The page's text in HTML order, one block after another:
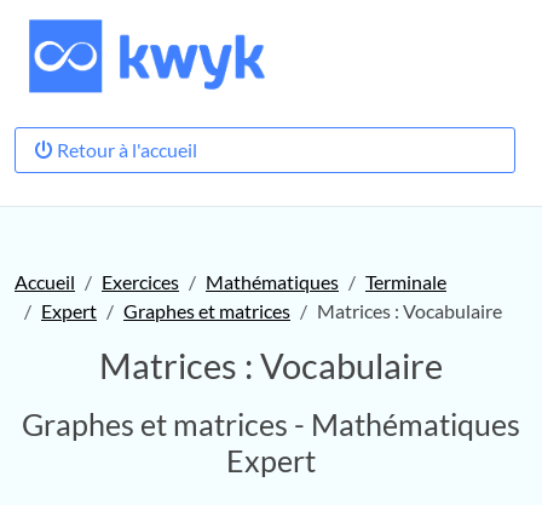
Retour à l'accueil
Accueil Exercices Mathématiques
Terminale
Expert
Graphes et matrices Matrices : Vocabulaire
Matrices : Vocabulaire
Graphes et matrices - Mathématiques
Expert